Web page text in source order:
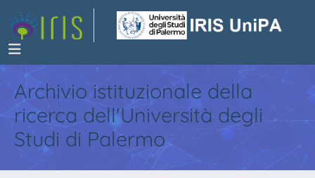
Archivio istituzionale della
ricerca dell'Università degli
Studi di Palermo